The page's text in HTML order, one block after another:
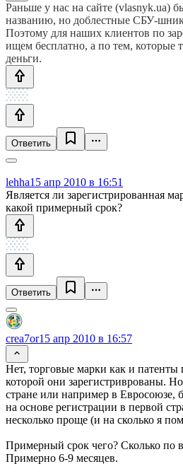
Раньше у нас на сайте (vlasnyk.ua)
названию, но доблестные СБУ-
Поэтому для наших клиентов по
ищем бесплатно, а по тем, которые
деньги.
Ответить
lehha15 апр 2010 в 16:51
Является ли зарегистрированная
какой примерный срок?
Ответить
crea7or15 апр 2010 в 16:57
Нет, торговые марки как и патенты
которой они зарегистриврованы.
стране или например в Евросоюзе,
на основе регистрации в первой
несколько проще (и на сколько я
Примерный срок чего? Сколько по
Примерно 6-9 месяцев.